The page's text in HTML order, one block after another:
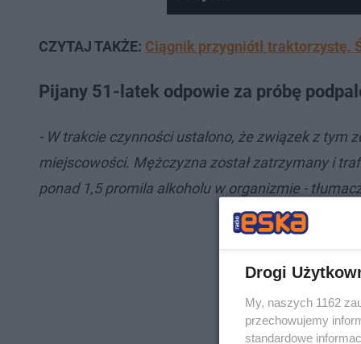
CZYTAJ TAKŻE: Ciągnik przygniótł traktorzystę.
Pijany 51-latek odpowie za próbę
- W trakcie czynności ustalono, że związek z tym
miejscowości. Mężczyzna został zatrzymany i
ponad 1,5 promila alkoholu w organizmie -
Drogi
My, naszych 1162
przechowujemy
standardowe